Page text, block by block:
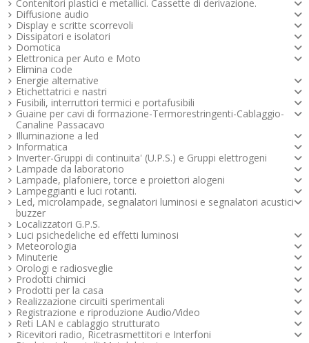
Contenitori plastici e metallici. Cassette di derivazione.
Diffusione audio
Display e scritte scorrevoli
Dissipatori e isolatori
Domotica
Elettronica per Auto e Moto
Elimina code
Energie alternative
Etichettatrici e nastri
Fusibili, interruttori termici e portafusibili
Guaine per cavi di formazione-Termorestringenti-Cablaggio-
Canaline Passacavo
Illuminazione a led
Informatica
Inverter-Gruppi di continuita' (U.P.S.) e Gruppi elettrogeni
Lampade da laboratorio
Lampade, plafoniere, torce e proiettori alogeni
Lampeggianti e luci rotanti.
Led, microlampade, segnalatori luminosi e segnalatori acustici -
buzzer
Localizzatori G.P.S.
Luci psichedeliche ed effetti luminosi
Meteorologia
Minuterie
Orologi e radiosveglie
Prodotti chimici
Prodotti per la casa
Realizzazione circuiti sperimentali
Registrazione e riproduzione Audio/Video
Reti LAN e cablaggio strutturato
Ricevitori radio, Ricetrasmettitori e Interfoni